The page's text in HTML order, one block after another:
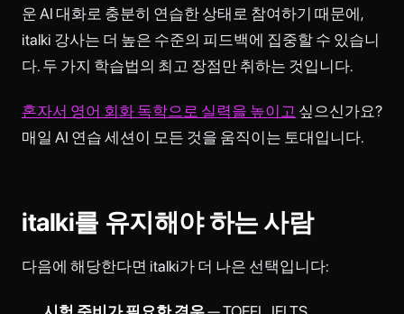
운 AI 대화로 충분히 연습한 상태로 참여하기 때문에,
italki 강사는 더 높은 수준의 피드백에 집중할 수 있습니
다. 두 가지 학습법의 최고 장점만 취하는 것입니다.
혼자서 영어 회화 독학으로 실력을 높이고 싶으신가요?
매일 AI 연습 세션이 모든 것을 움직이는 토대입니다.
italki를 유지해야 하는 사람
다음에 해당한다면 italki가 더 나은 선택입니다: